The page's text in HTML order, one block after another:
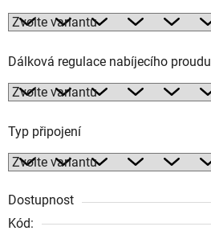
Dálková regulace nabíjecího proudu
Typ připojení
Dostupnost
Kód: